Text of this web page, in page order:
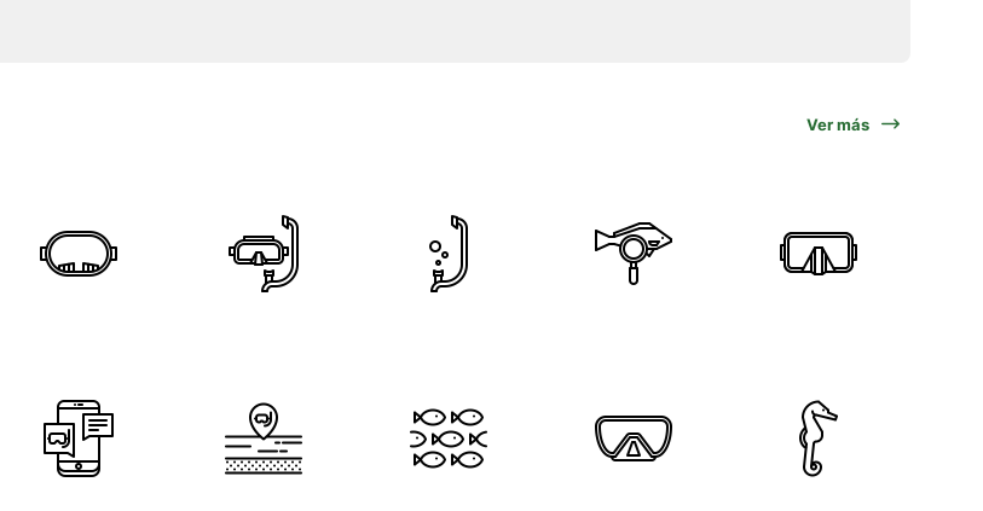
Ver más